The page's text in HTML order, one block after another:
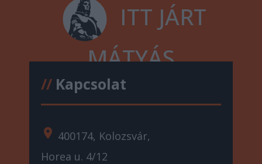
ITT JÁRT
MÁTYÁS
//Kapcsolat
location_on 400174, Kolozsvár,
Horea u. 4/12